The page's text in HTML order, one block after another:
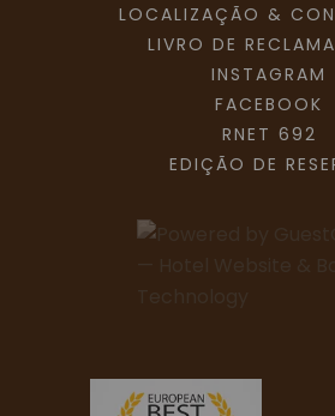
LOCALIZAÇÃO &
LIVRO DE
INSTAGRAM
FACEBOOK
RNET 692
EDIÇÃO DE